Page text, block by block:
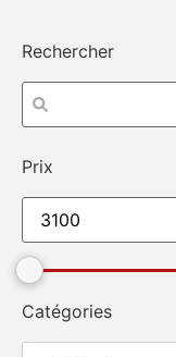
Rechercher
Prix
Catégories